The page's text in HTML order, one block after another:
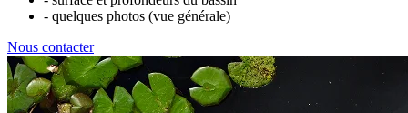
- quelques photos (vue générale)
Nous contacter